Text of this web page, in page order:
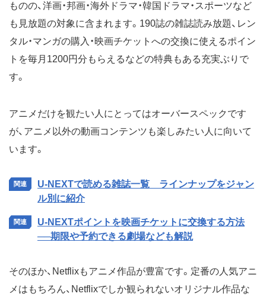
ものの、洋画・邦画・海外ドラマ・韓国ドラマ・スポーツなど
も見放題の対象に含まれます。190誌の雑誌読み放題、レン
タル・マンガの購入・映画チケットへの交換に使えるポイン
トを毎月1200円分もらえるなどの特典もある充実ぶりで
す。
アニメだけを観たい人にとってはオーバースペックです
が、アニメ以外の動画コンテンツも楽しみたい人に向いて
います。
U-NEXTで読める雑誌一覧 ラインナップをジャン
ル別に紹介
U-NEXTポイントを映画チケットに交換する方法
──期限や予約できる劇場なども解説
そのほか、Netflixもアニメ作品が豊富です。定番の人気アニ
メはもちろん、Netflixでしか観られないオリジナル作品な